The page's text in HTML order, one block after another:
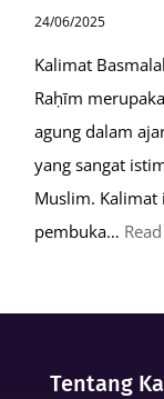
24/06/2025
Kalimat
Raḥīm
agung dalam
yang sangat
Muslim. Kalimat
pembuka…
Tentang